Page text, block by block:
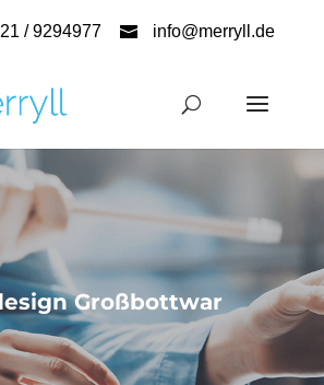
/ 9294977 info@merryll.de
Großbottwar